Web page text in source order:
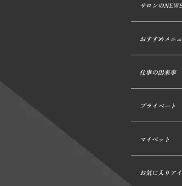
サロンのNEWS
おすすめメニ
仕事の出来事
プライベート
マイペット
お気に入りア